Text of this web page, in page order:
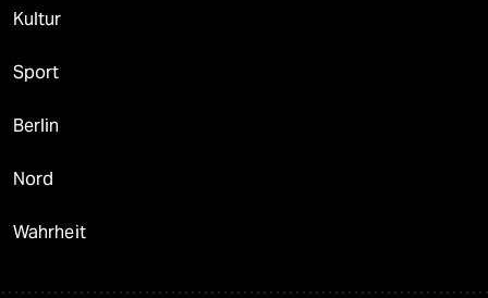
Kultur
Sport
Berlin
Nord
Wahrheit